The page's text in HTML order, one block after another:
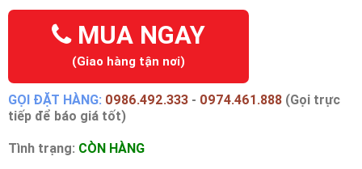
MUA NGAY
(Giao hàng tận nơi)
GỌI ĐẶT HÀNG: 0986.492.333 - 0974.461.888 (Gọi trực
tiếp để báo giá tốt)
Tình trạng: CÒN HÀNG